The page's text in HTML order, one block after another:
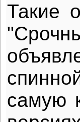
Такие
самую